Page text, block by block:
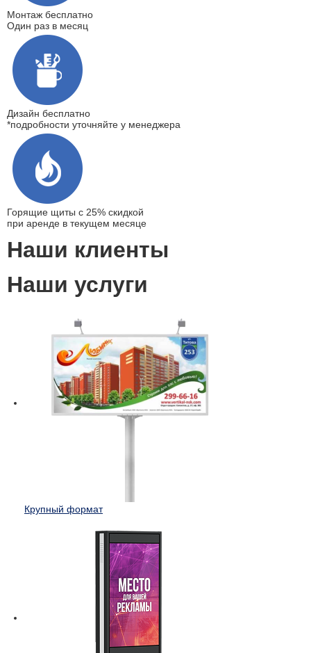
Монтаж бесплатно
Один раз в месяц
Дизайн бесплатно
*подробности уточняйте у менеджера
Горящие щиты с 25% скидкой
при аренде в текущем месяце
Наши клиенты
Наши услуги
Крупный формат